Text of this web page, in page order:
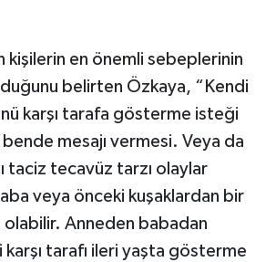
kişilerin en önemli sebeplerinin
belirten Özkaya, “Kendi
karşı tarafa gösterme isteği
bende mesajı vermesi. Veya da
taciz tecavüz tarzı olaylar
veya önceki kuşaklardan bir
olabilir. Anneden babadan
tarafı ileri yaşta gösterme